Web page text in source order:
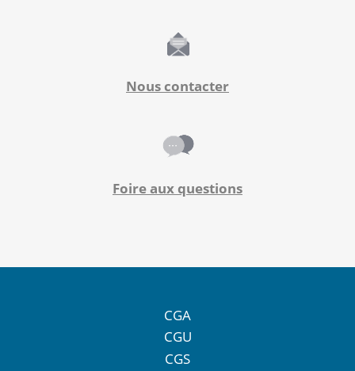
Nous contacter
Foire aux questions
CGA
CGU
CGS